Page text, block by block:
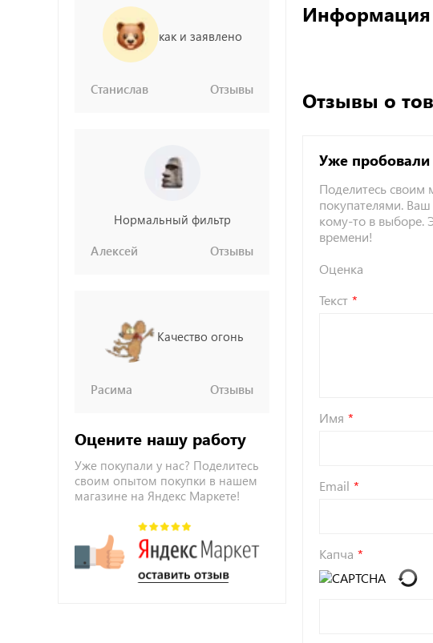
как и заявлено
Станислав Отзывы
Нормальный фильтр
Алексей
Отзывы
Качество огонь
Расима Отзывы
Оцените нашу работу
Уже покупали у нас? Поделитесь
своим опытом покупки в нашем
магазине на Яндекс Маркете!
Информация
Отзывы о
Уже пробовали
Поделитесь своим
покупателями.
кому-то в выборе.
времени!
Оценка
Текст
Имя
Email
Капча